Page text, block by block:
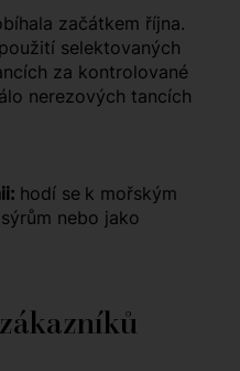
začátkem října.
selektovaných
za kontrolované
nerezových tancích
hodí se k mořským
nebo jako